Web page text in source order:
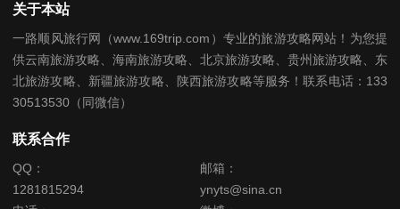
关于本站
一路顺风旅行网（www.169trip.com）专业的旅游攻略网站！为您提
供云南旅游攻略、海南旅游攻略、北京旅游攻略、贵州旅游攻略、东
北旅游攻略、新疆旅游攻略、陕西旅游攻略等服务！联系电话：133
30513530（同微信）
联系合作
QQ：
1281815294
邮箱：
ynyts@sina.cn